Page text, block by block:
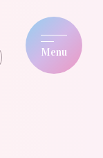
Menu